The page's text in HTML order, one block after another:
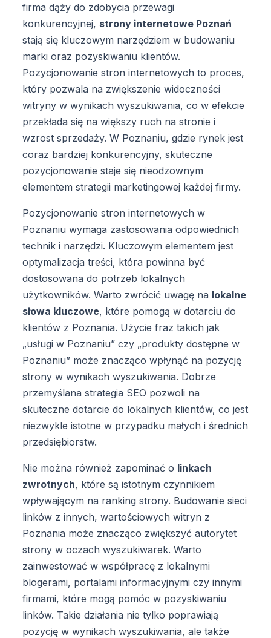
firma dąży do zdobycia przewagi
konkurencyjnej, strony internetowe Poznań
stają się kluczowym narzędziem w budowaniu
marki oraz pozyskiwaniu klientów.
Pozycjonowanie stron internetowych to proces,
który pozwala na zwiększenie widoczności
witryny w wynikach wyszukiwania, co w efekcie
przekłada się na większy ruch na stronie i
wzrost sprzedaży. W Poznaniu, gdzie rynek jest
coraz bardziej konkurencyjny, skuteczne
pozycjonowanie staje się nieodzownym
elementem strategii marketingowej każdej firmy.
Pozycjonowanie stron internetowych w
Poznaniu wymaga zastosowania odpowiednich
technik i narzędzi. Kluczowym elementem jest
optymalizacja treści, która powinna być
dostosowana do potrzeb lokalnych
użytkowników. Warto zwrócić uwagę na lokalne
słowa kluczowe, które pomogą w dotarciu do
klientów z Poznania. Użycie fraz takich jak
„usługi w Poznaniu” czy „produkty dostępne w
Poznaniu” może znacząco wpłynąć na pozycję
strony w wynikach wyszukiwania. Dobrze
przemyślana strategia SEO pozwoli na
skuteczne dotarcie do lokalnych klientów, co jest
niezwykle istotne w przypadku małych i średnich
przedsiębiorstw.
Nie można również zapominać o linkach
zwrotnych, które są istotnym czynnikiem
wpływającym na ranking strony. Budowanie sieci
linków z innych, wartościowych witryn z
Poznania może znacząco zwiększyć autorytet
strony w oczach wyszukiwarek. Warto
zainwestować w współpracę z lokalnymi
blogerami, portalami informacyjnymi czy innymi
firmami, które mogą pomóc w pozyskiwaniu
linków. Takie działania nie tylko poprawiają
pozycję w wynikach wyszukiwania, ale także